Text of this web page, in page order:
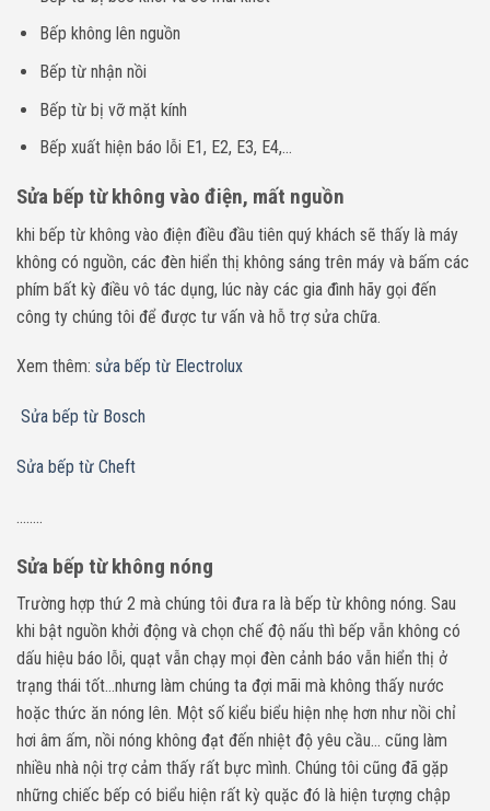
Bếp không lên nguồn
Bếp từ nhận nồi
Bếp từ bị vỡ mặt kính
Bếp xuất hiện báo lỗi E1, E2, E3, E4,…
Sửa bếp từ không vào điện, mất nguồn
khi bếp từ không vào điện điều đầu tiên quý khách sẽ thấy là máy
không có nguồn, các đèn hiển thị không sáng trên máy và bấm các
phím bất kỳ điều vô tác dụng, lúc này các gia đình hãy gọi đến
công ty chúng tôi để được tư vấn và hỗ trợ sửa chữa.
Xem thêm: sửa bếp từ Electrolux
Sửa bếp từ Bosch
Sửa bếp từ Cheft
……..
Sửa bếp từ không nóng
Trường hợp thứ 2 mà chúng tôi đưa ra là bếp từ không nóng. Sau
khi bật nguồn khởi động và chọn chế độ nấu thì bếp vẫn không có
dấu hiệu báo lỗi, quạt vẫn chạy mọi đèn cảnh báo vẫn hiển thị ở
trạng thái tốt…nhưng làm chúng ta đợi mãi mà không thấy nước
hoặc thức ăn nóng lên. Một số kiểu biểu hiện nhẹ hơn như nồi chỉ
hơi âm ấm, nồi nóng không đạt đến nhiệt độ yêu cầu… cũng làm
nhiều nhà nội trợ cảm thấy rất bực mình. Chúng tôi cũng đã gặp
những chiếc bếp có biểu hiện rất kỳ quặc đó là hiện tượng chập